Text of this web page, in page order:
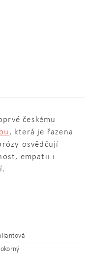
českému
, která je řazena
osvědčují
empatii i